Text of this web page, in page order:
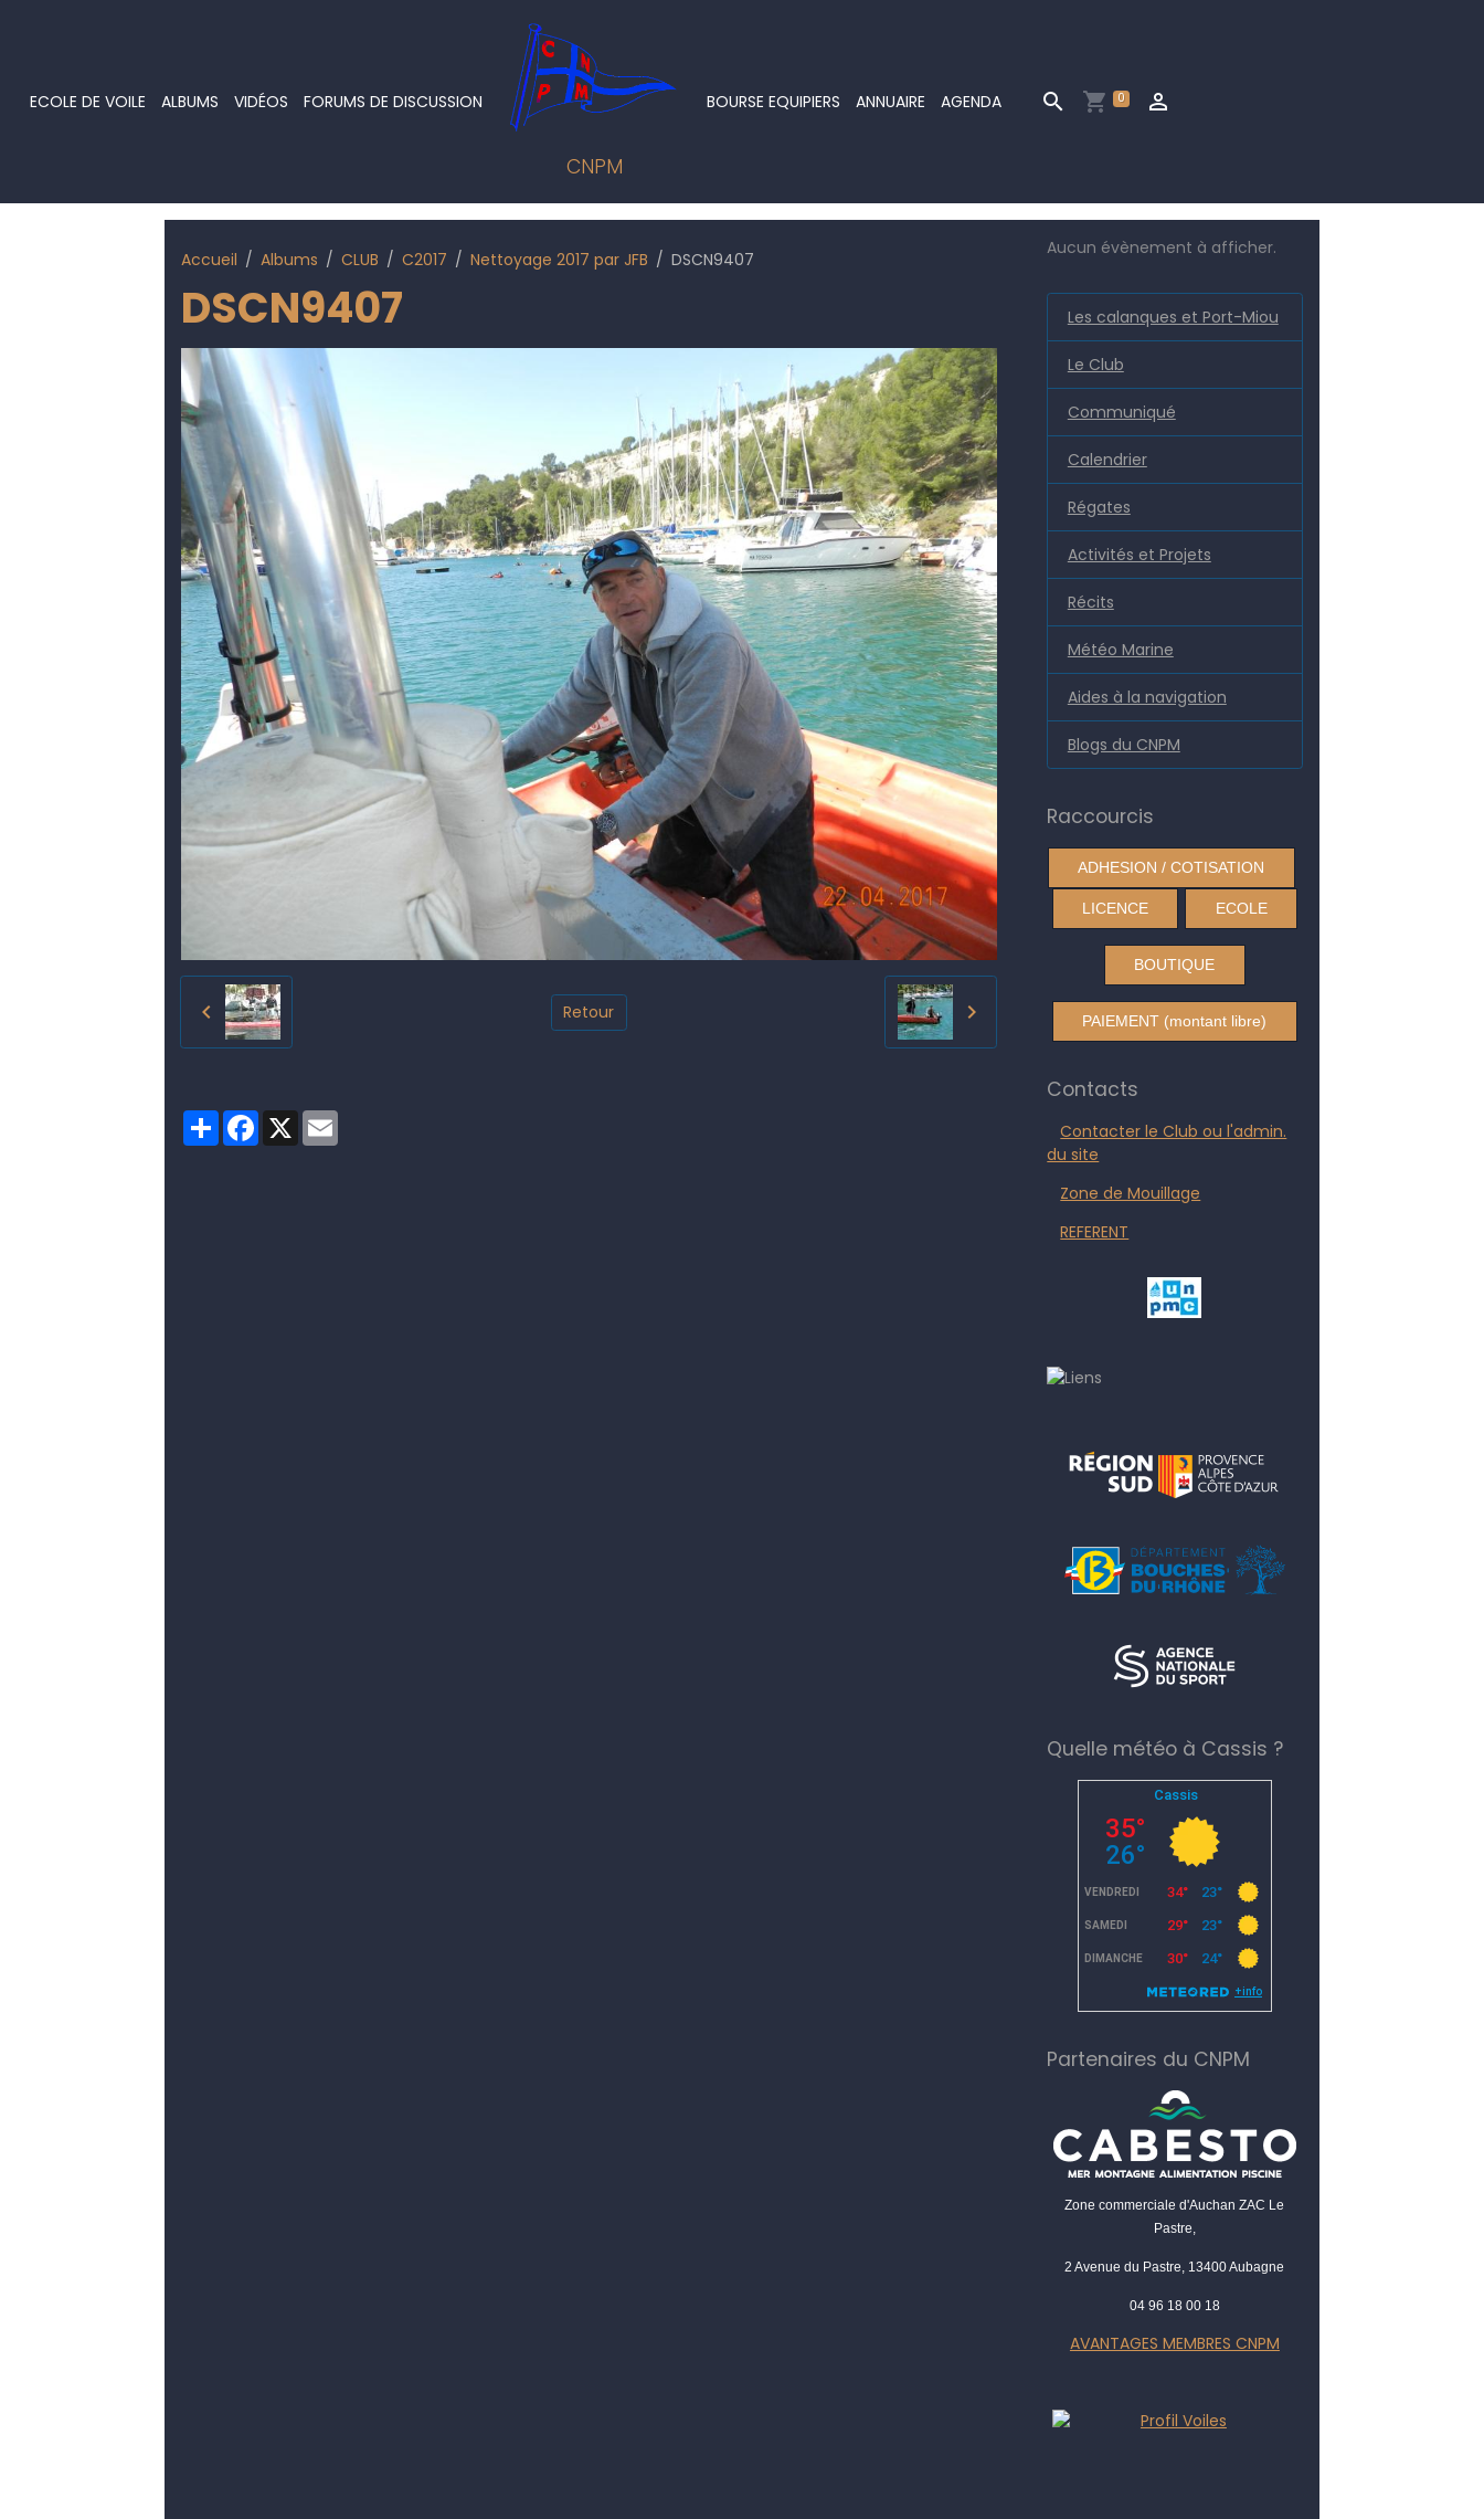
ECOLE DE VOILE ALBUMS VIDÉOS FORUMS DE DISCUSSION
CNPM
BOURSE EQUIPIERS ANNUAIRE AGENDA 0
Accueil Albums CLUB C2017 Nettoyage 2017 par JFB DSCN9407
DSCN9407
Retour
PartagerFacebook
X
Aucun évènement à afficher.
Les calanques et Port-Miou
Le Club
Communiqué
Calendrier
Régates
Activités et Projets
Récits
Météo Marine
Aides à la navigation
Blogs du CNPM
Raccourcis
ADHESION / COTISATION
LICENCE ECOLE
BOUTIQUE
PAIEMENT (montant libre)
Contacts
Contacter le Club ou l'admin.
du site
Zone de Mouillage
REFERENT
Quelle météo à Cassis ?
Partenaires du CNPM
Zone commerciale d'Auchan ZAC Le
Pastre,
2 Avenue du Pastre, 13400 Aubagne
04 96 18 00 18
AVANTAGES MEMBRES CNPM